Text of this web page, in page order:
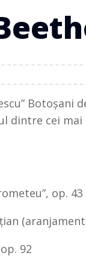
Botoșani
dintre cei
op. 43
92